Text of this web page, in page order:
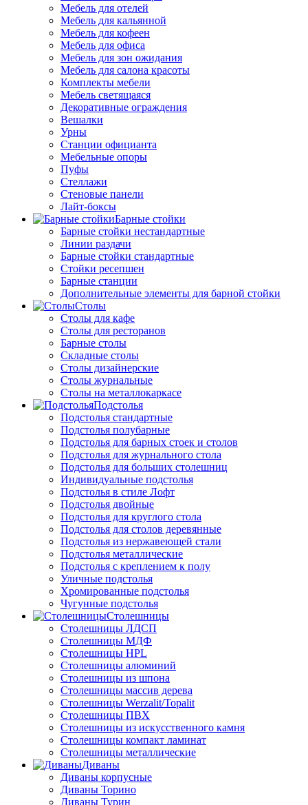
Мебель для отелей
Мебель для кальянной
Мебель для кофеен
Мебель для офиса
Мебель для зон ожидания
Мебель для салона красоты
Комплекты мебели
Мебель светящаяся
Декоративные ограждения
Вешалки
Урны
Станции официанта
Мебельные опоры
Пуфы
Стеллажи
Стеновые панели
Лайт-боксы
Барные стойки
Барные стойки нестандартные
Линии раздачи
Барные стойки стандартные
Стойки ресепшен
Барные станции
Дополнительные элементы для барной стойки
Столы
Столы для кафе
Столы для ресторанов
Барные столы
Складные столы
Столы дизайнерские
Столы журнальные
Столы на металлокаркасе
Подстолья
Подстолья стандартные
Подстолья полубарные
Подстолья для барных стоек и столов
Подстолья для журнального стола
Подстолья для больших столешниц
Индивидуальные подстолья
Подстолья в стиле Лофт
Подстолья двойные
Подстолья для круглого стола
Подстолья для столов деревянные
Подстолья из нержавеющей стали
Подстолья металлические
Подстолья с креплением к полу
Уличные подстолья
Хромированные подстолья
Чугунные подстолья
Столешницы
Столешницы ЛДСП
Столешницы МДФ
Столешницы HPL
Столешницы алюминий
Столешницы из шпона
Столешницы массив дерева
Столешницы Werzalit/Topalit
Столешницы ПВХ
Столешницы из искусственного камня
Столешницы компакт ламинат
Столешницы металлические
Диваны
Диваны корпусные
Диваны Торино
Диваны Турин